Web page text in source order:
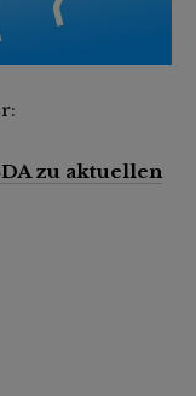
zu aktuellen